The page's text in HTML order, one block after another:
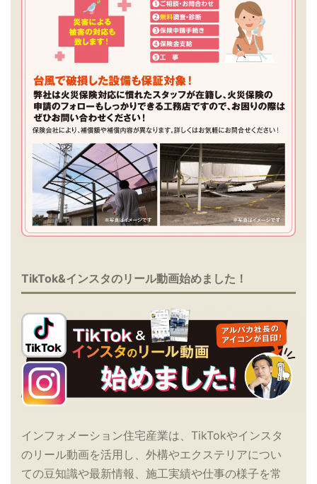
TikTok&インスタのリール動画始めました！
インフォメーション住宅産業は、TikTokやインスタ
のリール動画を活用し、外構やエクステリアについ
ての豆知識や最新情報、施工実績や仕事の様子を常